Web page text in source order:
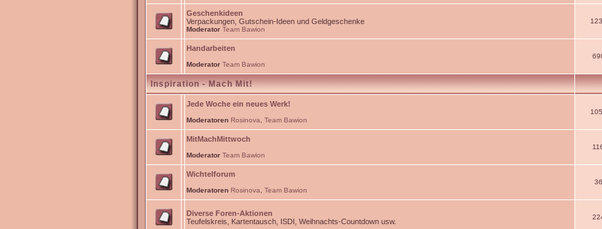
Geschenkideen
Verpackungen, Gutschein-Ideen und Geldgeschenke
Moderator Team Bawion
Handarbeiten
Moderator Team Bawion
Inspiration - Mach Mit!
Jede Woche ein neues Werk!
Moderatoren Rosinova Team Bawion
MitMachMittwoch
Moderator Team Bawion
Wichtelforum
Moderatoren Rosinova Team Bawion
36
Diverse Foren-Aktionen
Teufelskreis, Kartentausch, ISDI, Weihnachts-Countdown usw.